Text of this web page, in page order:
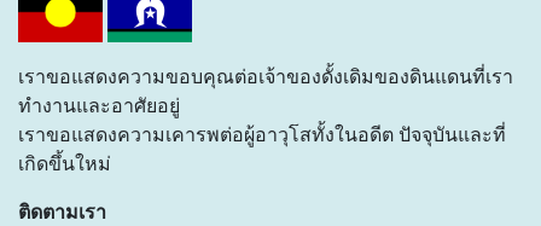
เราขอแสดงความขอบคุณต่อเจ้าของดั้งเดิมของดินแดนที่เรา
ทำงานและอาศัยอยู่
เราขอแสดงความเคารพต่อผู้อาวุโสทั้งในอดีต ปัจจุบันและที่
เกิดขึ้นใหม่
ติดตามเรา